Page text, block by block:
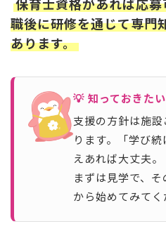
保育士資格があれば応
職後に研修を通じて専門
あります。
💡 知っておきた
支援の方針は施
ります。「学び
えあれば大丈夫。
まずは見学で、
から始めてみてく